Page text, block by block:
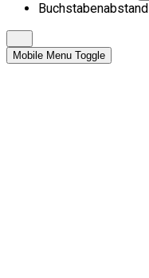
Buchstabenabstand
Mobile Menu Toggle